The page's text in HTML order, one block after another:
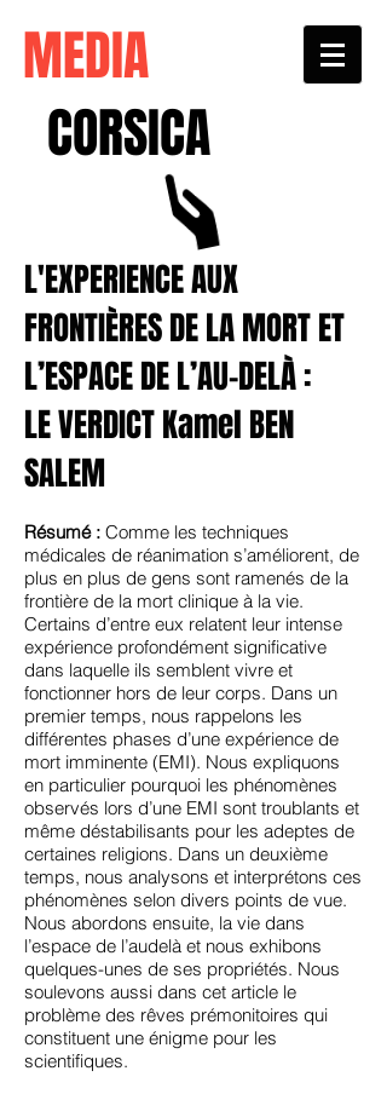
MEDIA
CORSICA
L'EXPERIENCE AUX
FRONTIÈRES DE LA MORT ET
L’ESPACE DE L’AU-DELÀ :
LE VERDICT Kamel BEN
SALEM
Résumé : Comme les techniques
médicales de réanimation s’améliorent, de
plus en plus de gens sont ramenés de la
frontière de la mort clinique à la vie.
Certains d’entre eux relatent leur intense
expérience profondément significative
dans laquelle ils semblent vivre et
fonctionner hors de leur corps. Dans un
premier temps, nous rappelons les
différentes phases d’une expérience de
mort imminente (EMI). Nous expliquons
en particulier pourquoi les phénomènes
observés lors d’une EMI sont troublants et
même déstabilisants pour les adeptes de
certaines religions. Dans un deuxième
temps, nous analysons et interprétons ces
phénomènes selon divers points de vue.
Nous abordons ensuite, la vie dans
l’espace de l’audelà et nous exhibons
quelques-unes de ses propriétés. Nous
soulevons aussi dans cet article le
problème des rêves prémonitoires qui
constituent une énigme pour les
scientifiques.